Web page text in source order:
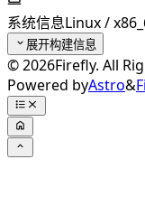
系统信息Linux /
展开构建信息
©2026Firefly. All
Powered byAstro&